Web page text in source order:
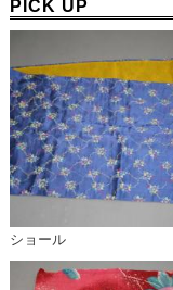
PICK UP
ショール